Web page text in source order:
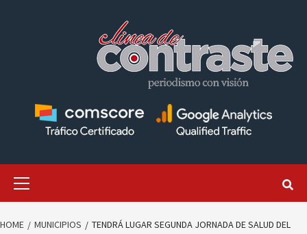
HOME MUNICIPIOS
TENDRÁ LUGAR SEGUNDA JORNADA DE SALUD DEL